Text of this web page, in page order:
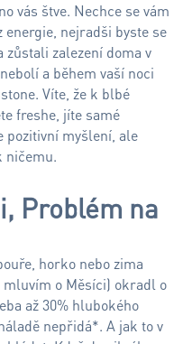
vás štve. Nechce se vám
nejradši byste se
zůstali zalezení doma v
a během vaší noci
Víte, že k blbé
freshe, jíte samé
pozitivní myšlení, ale
ničemu.
Problém na
horko nebo zima
mluvím o Měsíci) okradl o
až 30% hlubokého
nepřidá*. A jak to v